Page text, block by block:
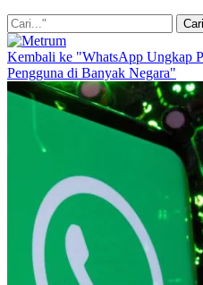
Kembali ke "WhatsApp Ungkap
Pengguna di Banyak Negara"